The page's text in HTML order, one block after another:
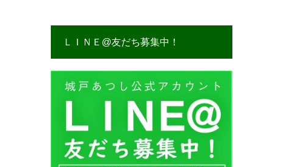
ＬＩＮＥ@友だち募集中！